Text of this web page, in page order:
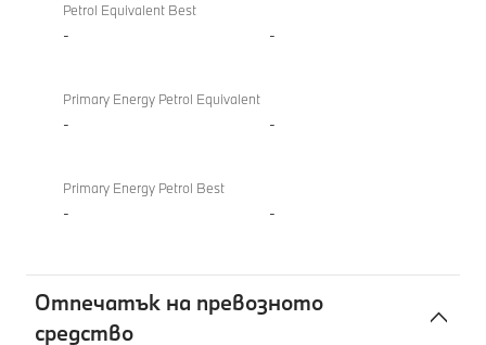
Petrol Equivalent Best
- -
Primary Energy Petrol Equivalent
- -
Primary Energy Petrol Best
- -
Отпечатък на превозното
средство